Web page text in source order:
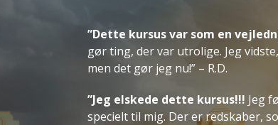
”Dette kursus var som en
gør ting, der var utrolige. Jeg
men det gør jeg nu!” – R.D.
”Jeg elskede dette kursus!!! Jeg
specielt til mig. Der er redskaber,